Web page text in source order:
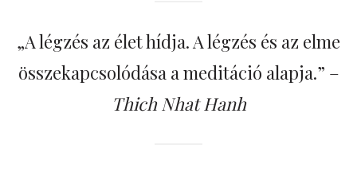
„A légzés az élet hídja. A légzés és az elme
összekapcsolódása a meditáció alapja.” –
Thich Nhat Hanh